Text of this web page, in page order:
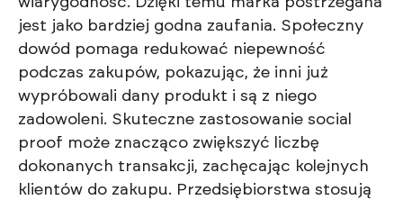
jest jako bardziej godna zaufania. Społeczny
dowód pomaga redukować niepewność
podczas zakupów, pokazując, że inni już
wypróbowali dany produkt i są z niego
zadowoleni. Skuteczne zastosowanie social
proof może znacząco zwiększyć liczbę
dokonanych transakcji, zachęcając kolejnych
klientów do zakupu. Przedsiębiorstwa stosują